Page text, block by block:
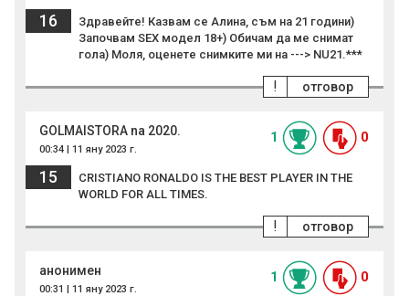
16
Здравейте! Казвам се Алина, съм на 21 години)
Започвам SEX модел 18+) Обичам да ме снимат
гола) Моля, оценете снимките ми на ---> NU21.***
отговор
!
GOLMAISTORA na 2020.
00:34 | 11 яну 2023 г.
1 0
15
CRISTIANO RONALDO IS THE BEST PLAYER IN THE
WORLD FOR ALL TIMES.
отговор
!
анонимен
00:31 | 11 яну 2023 г.
1 0